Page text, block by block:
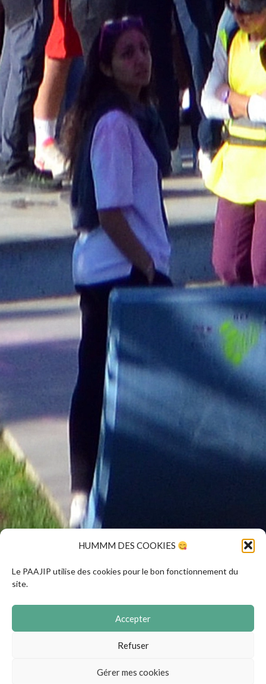
HUMMM DES COOKIES
Le PAAJIP utilise des cookies pour le bon fonctionnement du
site.
Accepter
Refuser
Gérer mes cookies